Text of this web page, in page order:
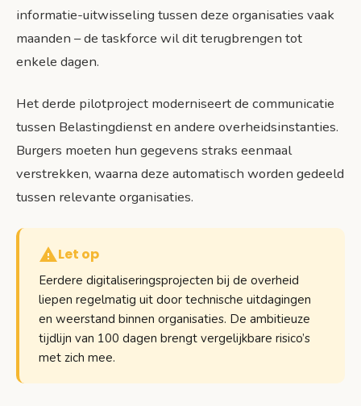
informatie-uitwisseling tussen deze organisaties vaak
maanden – de taskforce wil dit terugbrengen tot
enkele dagen.
Het derde pilotproject moderniseert de communicatie
tussen Belastingdienst en andere overheidsinstanties.
Burgers moeten hun gegevens straks eenmaal
verstrekken, waarna deze automatisch worden gedeeld
tussen relevante organisaties.
Let op
Eerdere digitaliserings­projecten bij de overheid
liepen regelmatig uit door technische uitdagingen
en weerstand binnen organisaties. De ambitieuze
tijdlijn van 100 dagen brengt vergelijkbare risico’s
met zich mee.